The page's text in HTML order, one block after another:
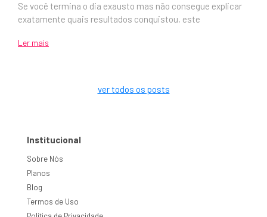
Se você termina o dia exausto mas não consegue explicar
exatamente quais resultados conquistou, este
Ler mais
ver todos os posts
Institucional
Sobre Nós
Planos
Blog
Termos de Uso